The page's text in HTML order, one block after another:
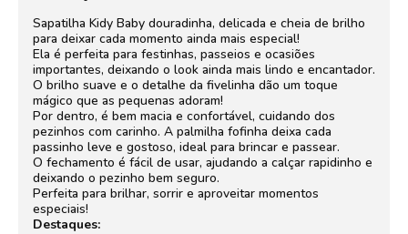
Boneca
Sapatilha Kidy Baby douradinha, delicada e cheia de brilho
para deixar cada momento ainda mais especial!
Ela é perfeita para festinhas, passeios e ocasiões
importantes, deixando o look ainda mais lindo e encantador.
O brilho suave e o detalhe da fivelinha dão um toque
mágico que as pequenas adoram!
Por dentro, é bem macia e confortável, cuidando dos
pezinhos com carinho. A palmilha fofinha deixa cada
passinho leve e gostoso, ideal para brincar e passear.
O fechamento é fácil de usar, ajudando a calçar rapidinho e
deixando o pezinho bem seguro.
Perfeita para brilhar, sorrir e aproveitar momentos
especiais!
Destaques: